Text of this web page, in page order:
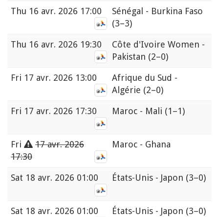
Thu 16 avr. 2026 17:00
Sénégal - Burkina Faso
(3–3)
Thu 16 avr. 2026 19:30
Côte d'Ivoire Women -
Pakistan (2–0)
Fri 17 avr. 2026 13:00
Afrique du Sud -
Algérie (2–0)
Fri 17 avr. 2026 17:30 Maroc - Mali (1–1)
Fri
17 avr. 2026
17:30
Maroc - Ghana
Sat 18 avr. 2026 01:00 États-Unis - Japon (3–0)
Sat 18 avr. 2026 01:00 États-Unis - Japon (3–0)